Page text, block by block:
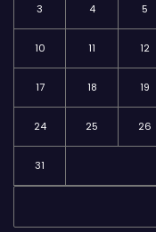
3 4 5
10 11 12
17 18 19
24 25 26
31